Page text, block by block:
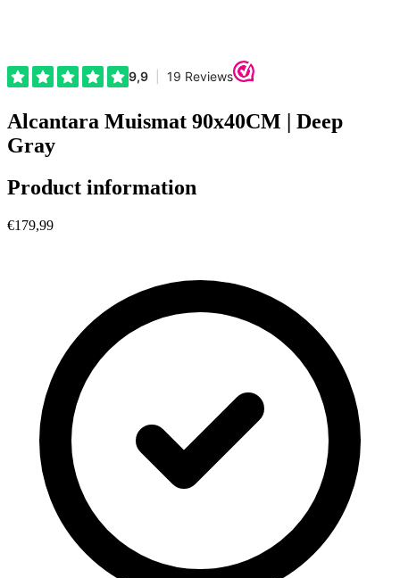
Alcantara Muismat 90x40CM | Deep
Gray
Product information
€179,99